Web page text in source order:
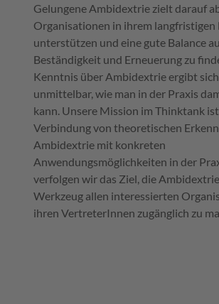
Gelungene Ambidextrie zielt darauf
Organisationen in ihrem langfristigen
unterstützen und eine gute Balance
Beständigkeit und Erneuerung zu
Kenntnis über Ambidextrie ergibt
unmittelbar, wie man in der Praxis
kann. Unsere Mission im Thinktank
Verbindung von theoretischen
Ambidextrie mit konkreten
Anwendungsmöglichkeiten in der
verfolgen wir das Ziel, die
Werkzeug allen interessierten
ihren VertreterInnen zugänglich zu